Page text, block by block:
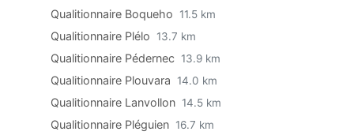
Qualitionnaire Boqueho 11.5 km
Qualitionnaire Plélo 13.7 km
Qualitionnaire Pédernec 13.9 km
Qualitionnaire Plouvara 14.0 km
Qualitionnaire Lanvollon 14.5 km
Qualitionnaire Pléguien 16.7 km